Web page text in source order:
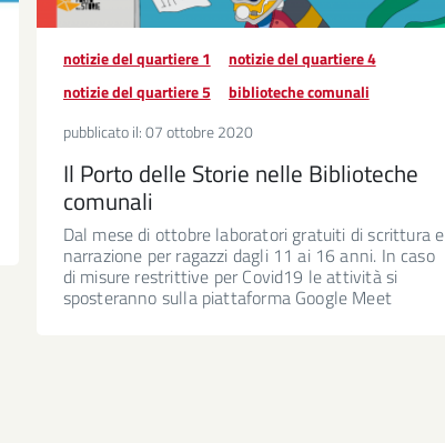
notizie del quartiere 1
notizie del quartiere 4
notizie del quartiere 5
biblioteche comunali
pubblicato il:07 ottobre 2020
Il Porto delle Storie nelle Biblioteche
comunali
Dal mese di ottobre laboratori gratuiti di scrittura e
narrazione per ragazzi dagli 11 ai 16 anni. In caso
di misure restrittive per Covid19 le attività si
sposteranno sulla piattaforma Google Meet